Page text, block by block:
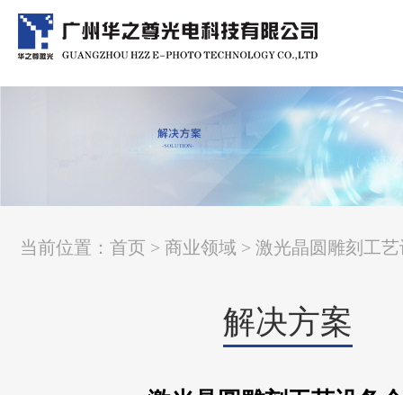
当前位置：首页 >商业领域 > 激光晶圆雕刻工
解决方案